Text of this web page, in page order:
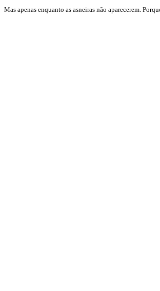
Mas apenas enquanto as asneiras não aparecerem.